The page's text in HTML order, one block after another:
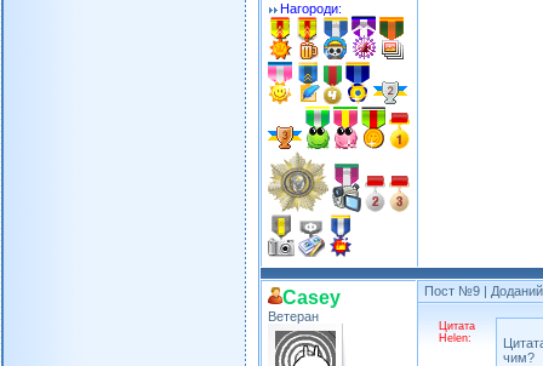
Нагороди:
Casey
Ветеран
Пост №9 |
Цитата
Helen:
чим?